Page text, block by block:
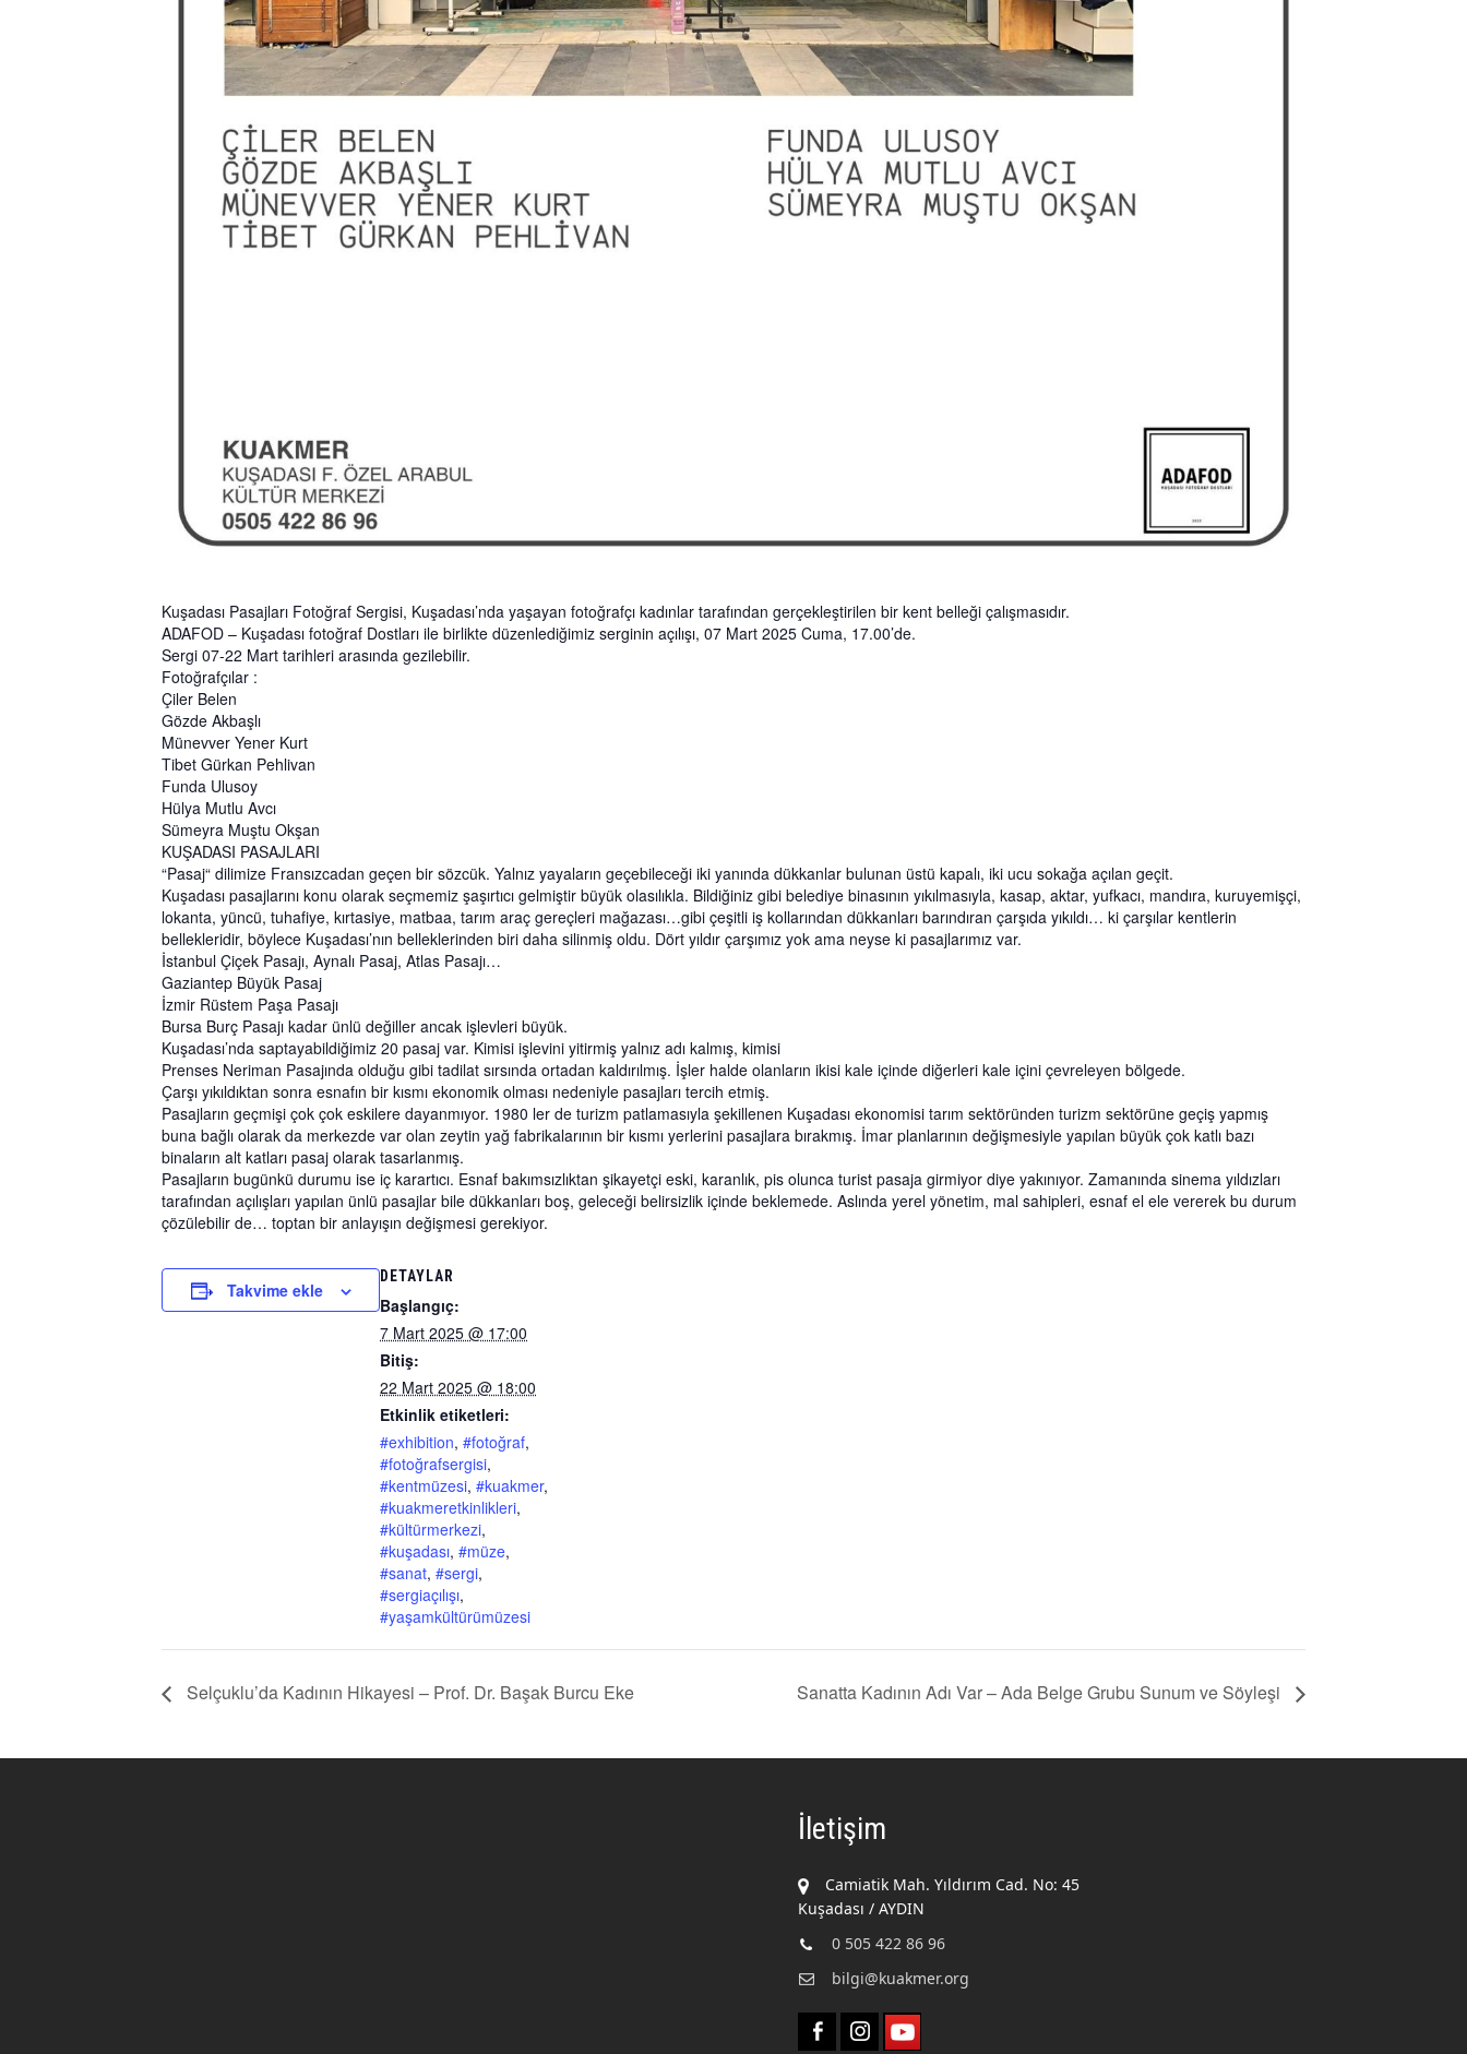
Kuşadası Pasajları Fotoğraf Sergisi, Kuşadası’nda yaşayan fotoğrafçı kadınlar tarafından gerçekleştirilen bir kent belleği çalışmasıdır.
ADAFOD – Kuşadası fotoğraf Dostları ile birlikte düzenlediğimiz serginin açılışı, 07 Mart 2025 Cuma, 17.00’de.
Sergi 07-22 Mart tarihleri arasında gezilebilir.
Fotoğrafçılar :
Çiler Belen
Gözde Akbaşlı
Münevver Yener Kurt
Tibet Gürkan Pehlivan
Funda Ulusoy
Hülya Mutlu Avcı
Sümeyra Muştu Okşan
KUŞADASI PASAJLARI
“Pasaj“ dilimize Fransızcadan geçen bir sözcük. Yalnız yayaların geçebileceği iki yanında dükkanlar bulunan üstü kapalı, iki ucu sokağa açılan geçit.
Kuşadası pasajlarını konu olarak seçmemiz şaşırtıcı gelmiştir büyük olasılıkla. Bildiğiniz gibi belediye binasının yıkılmasıyla, kasap, aktar, yufkacı, mandıra, kuruyemişçi,
lokanta, yüncü, tuhafiye, kırtasiye, matbaa, tarım araç gereçleri mağazası…gibi çeşitli iş kollarından dükkanları barındıran çarşıda yıkıldı… ki çarşılar kentlerin
bellekleridir, böylece Kuşadası’nın belleklerinden biri daha silinmiş oldu. Dört yıldır çarşımız yok ama neyse ki pasajlarımız var.
İstanbul Çiçek Pasajı, Aynalı Pasaj, Atlas Pasajı…
Gaziantep Büyük Pasaj
İzmir Rüstem Paşa Pasajı
Bursa Burç Pasajı kadar ünlü değiller ancak işlevleri büyük.
Kuşadası’nda saptayabildiğimiz 20 pasaj var. Kimisi işlevini yitirmiş yalnız adı kalmış, kimisi
Prenses Neriman Pasajında olduğu gibi tadilat sırsında ortadan kaldırılmış. İşler halde olanların ikisi kale içinde diğerleri kale içini çevreleyen bölgede.
Çarşı yıkıldıktan sonra esnafın bir kısmı ekonomik olması nedeniyle pasajları tercih etmiş.
Pasajların geçmişi çok çok eskilere dayanmıyor. 1980 ler de turizm patlamasıyla şekillenen Kuşadası ekonomisi tarım sektöründen turizm sektörüne geçiş yapmış
buna bağlı olarak da merkezde var olan zeytin yağ fabrikalarının bir kısmı yerlerini pasajlara bırakmış. İmar planlarının değişmesiyle yapılan büyük çok katlı bazı
binaların alt katları pasaj olarak tasarlanmış.
Pasajların bugünkü durumu ise iç karartıcı. Esnaf bakımsızlıktan şikayetçi eski, karanlık, pis olunca turist pasaja girmiyor diye yakınıyor. Zamanında sinema yıldızları
tarafından açılışları yapılan ünlü pasajlar bile dükkanları boş, geleceği belirsizlik içinde beklemede. Aslında yerel yönetim, mal sahipleri, esnaf el ele vererek bu durum
çözülebilir de… toptan bir anlayışın değişmesi gerekiyor.
Takvime ekle
DETAYLAR
Başlangıç:
7 Mart 2025 @ 17:00
Bitiş:
22 Mart 2025 @ 18:00
Etkinlik etiketleri:
#exhibition, #fotoğraf,
#fotoğrafsergisi,
#kentmüzesi, #kuakmer,
#kuakmeretkinlikleri,
#kültürmerkezi,
#kuşadası, #müze,
#sanat, #sergi,
#sergiaçılışı,
#yaşamkültürümüzesi
Selçuklu’da Kadının Hikayesi – Prof. Dr. Başak Burcu Eke Sanatta Kadının Adı Var – Ada Belge Grubu Sunum ve Söyleşi
İletişim
Camiatik Mah. Yıldırım Cad. No: 45
Kuşadası / AYDIN
0 505 422 86 96
bilgi@kuakmer.org